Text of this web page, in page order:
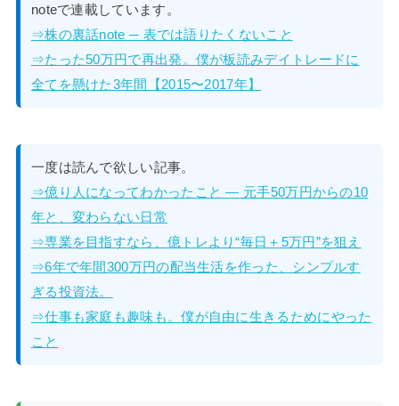
noteで連載しています。
⇒株の裏話note ─ 表では語りたくないこと
⇒たった50万円で再出発。僕が板読みデイトレードに
全てを懸けた3年間【2015〜2017年】
一度は読んで欲しい記事。
⇒億り人になってわかったこと — 元手50万円からの10
年と、変わらない日常
⇒専業を目指すなら、億トレより“毎日＋5万円”を狙え
⇒6年で年間300万円の配当生活を作った、シンプルす
ぎる投資法。
⇒仕事も家庭も趣味も。僕が自由に生きるためにやった
こと